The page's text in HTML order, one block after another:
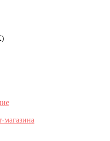
магазина